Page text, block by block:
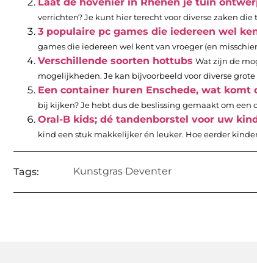
verrichten? Je kunt hier terecht voor diverse zaken die
3 populaire pc games die iedereen wel
games die iedereen wel kent van vroeger (en
Verschillende soorten hottubs Wat zijn de
mogelijkheden. Je kan bijvoorbeeld voor diverse
Een container huren Enschede, wat komt
bij kijken? Je hebt dus de beslissing gemaakt om een
Oral-B kids; dé tandenborstel voor uw
kind een stuk makkelijker én leuker. Hoe eerder
Tags: Kunstgras Deventer